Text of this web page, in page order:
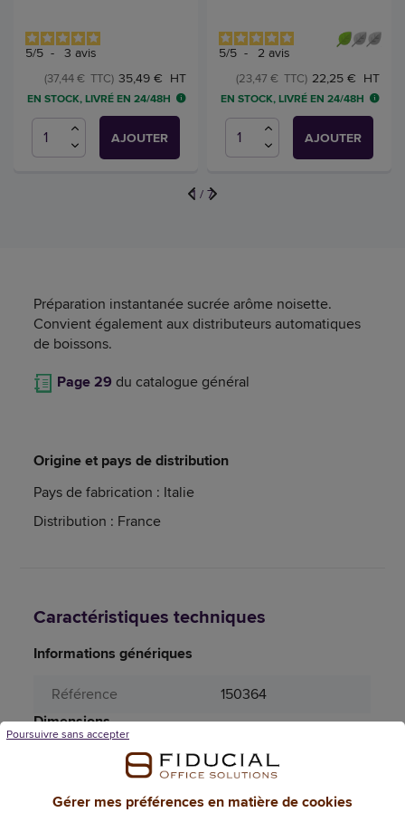
5/5 - 3 avis
35,49 € HT
(37,44 € TTC)
EN STOCK, LIVRÉ EN 24/48H
AJOUTER
5/5 - 2 avis
22,25 € HT
(23,47 € TTC)
EN STOCK, LIVRÉ EN 24/48H
AJOUTER
1 / 7
Préparation instantanée sucrée arôme noisette.
Convient également aux distributeurs automatiques
de boissons.
Page 29 du catalogue général
Origine et pays de distribution
Pays de fabrication : Italie
Distribution : France
Caractéristiques techniques
Informations génériques
Référence
150364
Dimensions
Aucune dimension n'est disponible pour ce
Attributs spécifiques
Gérer mes préférences en matière de cookies
Poursuivre sans accepter